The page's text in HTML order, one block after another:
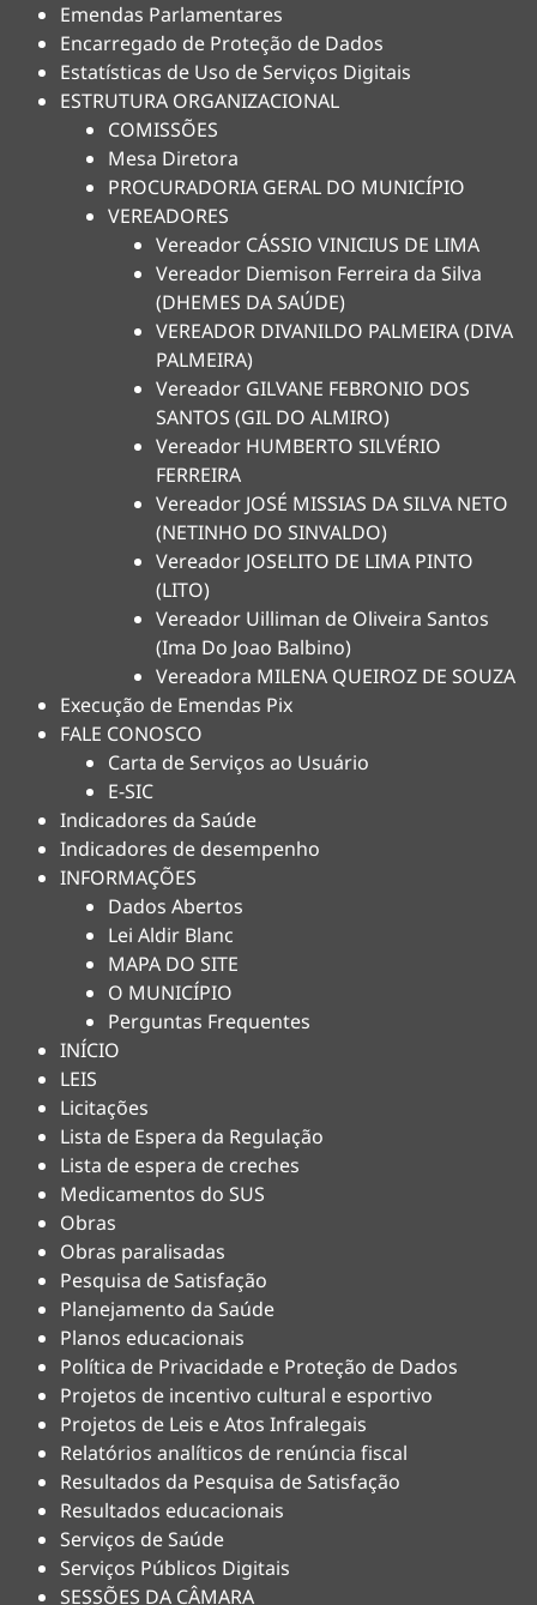
Emendas Parlamentares
Encarregado de Proteção de Dados
Estatísticas de Uso de Serviços Digitais
ESTRUTURA ORGANIZACIONAL
COMISSÕES
Mesa Diretora
PROCURADORIA GERAL DO MUNICÍPIO
VEREADORES
Vereador CÁSSIO VINICIUS DE LIMA
Vereador Diemison Ferreira da Silva
(DHEMES DA SAÚDE)
VEREADOR DIVANILDO PALMEIRA (DIVA
PALMEIRA)
Vereador GILVANE FEBRONIO DOS
SANTOS (GIL DO ALMIRO)
Vereador HUMBERTO SILVÉRIO
FERREIRA
Vereador JOSÉ MISSIAS DA SILVA NETO
(NETINHO DO SINVALDO)
Vereador JOSELITO DE LIMA PINTO
(LITO)
Vereador Uilliman de Oliveira Santos
(Ima Do Joao Balbino)
Vereadora MILENA QUEIROZ DE SOUZA
Execução de Emendas Pix
FALE CONOSCO
Carta de Serviços ao Usuário
E-SIC
Indicadores da Saúde
Indicadores de desempenho
INFORMAÇÕES
Dados Abertos
Lei Aldir Blanc
MAPA DO SITE
O MUNICÍPIO
Perguntas Frequentes
INÍCIO
LEIS
Licitações
Lista de Espera da Regulação
Lista de espera de creches
Medicamentos do SUS
Obras
Obras paralisadas
Pesquisa de Satisfação
Planejamento da Saúde
Planos educacionais
Política de Privacidade e Proteção de Dados
Projetos de incentivo cultural e esportivo
Projetos de Leis e Atos Infralegais
Relatórios analíticos de renúncia fiscal
Resultados da Pesquisa de Satisfação
Resultados educacionais
Serviços de Saúde
Serviços Públicos Digitais
SESSÕES DA CÂMARA